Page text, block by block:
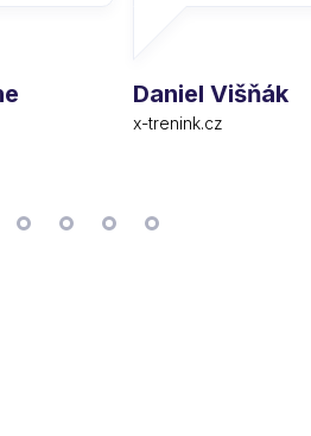
Daniel Višňák
x-trenink.cz